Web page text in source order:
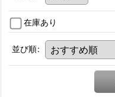
在庫あり
並び順: